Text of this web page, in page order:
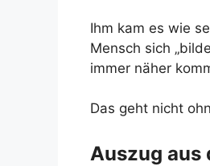
Ihm kam es wie
Mensch sich
immer näher
Das geht nicht
Auszug aus